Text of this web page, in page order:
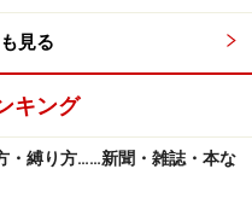
見る
キング
・縛り方……新聞・雑誌・本な